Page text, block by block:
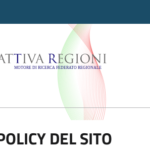
Regioni -
DEL SITO